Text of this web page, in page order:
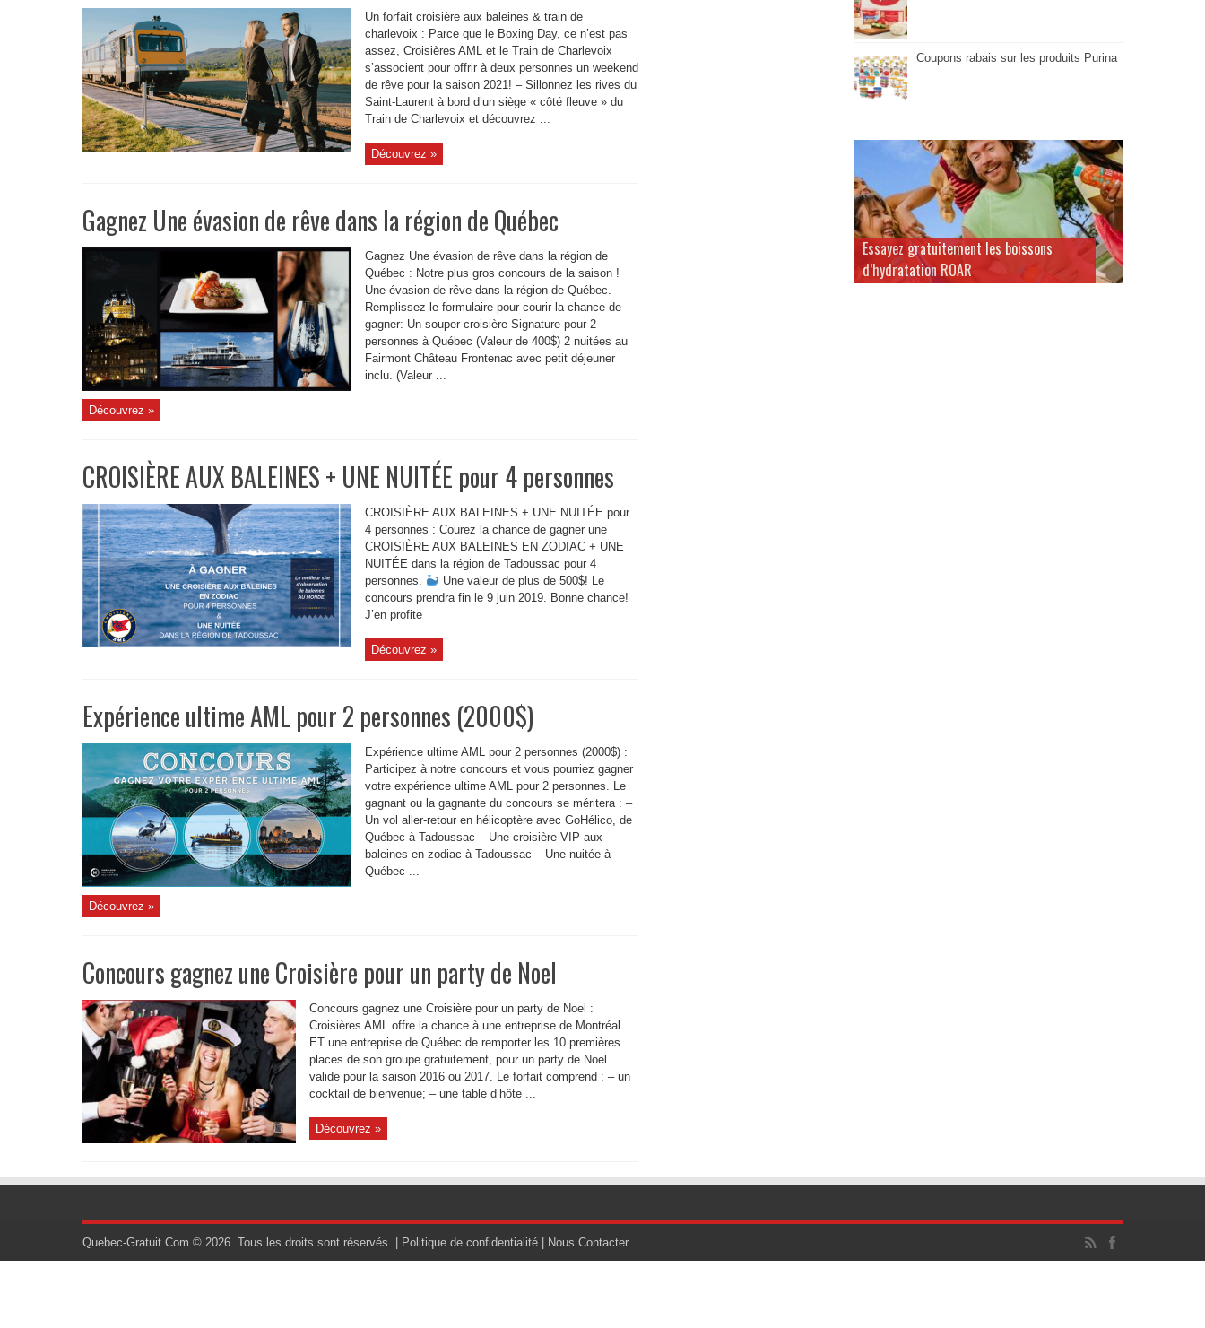
Un forfait croisière aux baleines & train de
charlevoix : Parce que le Boxing Day, ce n’est pas
assez, Croisières AML et le Train de Charlevoix
s’associent pour offrir à deux personnes un weekend
de rêve pour la saison 2021! – Sillonnez les rives du
Saint-Laurent à bord d’un siège « côté fleuve » du
Train de Charlevoix et découvrez ...
Découvrez »
Gagnez Une évasion de rêve dans la région de Québec
Gagnez Une évasion de rêve dans la région de
Québec : Notre plus gros concours de la saison !
Une évasion de rêve dans la région de Québec.
Remplissez le formulaire pour courir la chance de
gagner: Un souper croisière Signature pour 2
personnes à Québec (Valeur de 400$) 2 nuitées au
Fairmont Château Frontenac avec petit déjeuner
inclu. (Valeur ...
Découvrez »
CROISIÈRE AUX BALEINES + UNE NUITÉE pour 4 personnes
CROISIÈRE AUX BALEINES + UNE NUITÉE pour
4 personnes : Courez la chance de gagner une
CROISIÈRE AUX BALEINES EN ZODIAC + UNE
NUITÉE dans la région de Tadoussac pour 4
personnes.
Une valeur de plus de 500$! Le
concours prendra fin le 9 juin 2019. Bonne chance!
J’en profite
Découvrez »
Expérience ultime AML pour 2 personnes (2000$)
Expérience ultime AML pour 2 personnes (2000$) :
Participez à notre concours et vous pourriez gagner
votre expérience ultime AML pour 2 personnes. Le
gagnant ou la gagnante du concours se méritera : –
Un vol aller-retour en hélicoptère avec GoHélico, de
Québec à Tadoussac – Une croisière VIP aux
baleines en zodiac à Tadoussac – Une nuitée à
Québec ...
Découvrez »
Concours gagnez une Croisière pour un party de Noel
Concours gagnez une Croisière pour un party de Noel :
Croisières AML offre la chance à une entreprise de Montréal
ET une entreprise de Québec de remporter les 10 premières
places de son groupe gratuitement, pour un party de Noel
valide pour la saison 2016 ou 2017. Le forfait comprend : – un
cocktail de bienvenue; – une table d’hôte ...
Découvrez »
Coupons rabais sur les produits Purina
Essayez gratuitement les boissons
d’hydratation ROAR
Quebec-Gratuit.Com © 2026. Tous les droits sont réservés. | Politique de confidentialité Nous Contacter